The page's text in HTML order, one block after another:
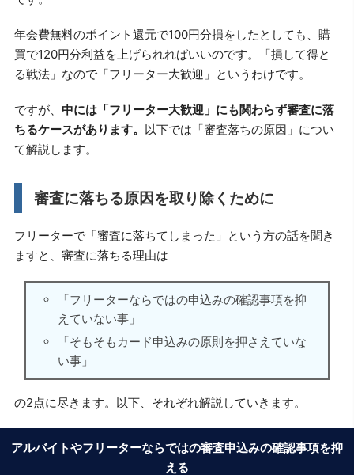
年会費無料のポイント還元で100円分損をしたとしても、購
買で120円分利益を上げられればいいのです。「損して得と
る戦法」なので「フリーター大歓迎」というわけです。
ですが、 中には「フリーター大歓迎」にも関わらず審査に落
ちるケースがあります。 以下では「審査落ちの原因」につい
て解説します。
審査に落ちる原因を取り除くために
フリーターで「審査に落ちてしまった」という方の話を聞き
ますと、審査に落ちる理由は
「フリーターならではの申込みの確認事項を抑
えていない事」
「そもそもカード申込みの原則を押さえていな
い事」
の2点に尽きます。以下、それぞれ解説していきます。
アルバイトやフリーターならではの審査申込みの確認事項を抑
える